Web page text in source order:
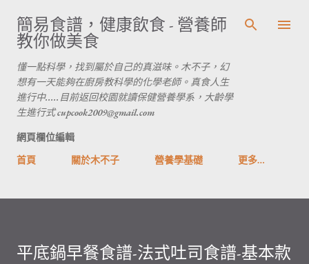
跳到主要內容
簡易食譜，健康飲食 - 營養師
教你做美食
懂一點科學，找到屬於自己的真滋味。木不子，幻
想有一天能夠在廚房教科學的化學老師。真食人生
進行中.....目前返回校園就讀保健營養學系，大齡學
生進行式 cupcook2009@gmail.com
網頁欄位編輯
首頁
關於木不子 營養學基礎 更多…
平底鍋早餐食譜-法式吐司食譜-基本款